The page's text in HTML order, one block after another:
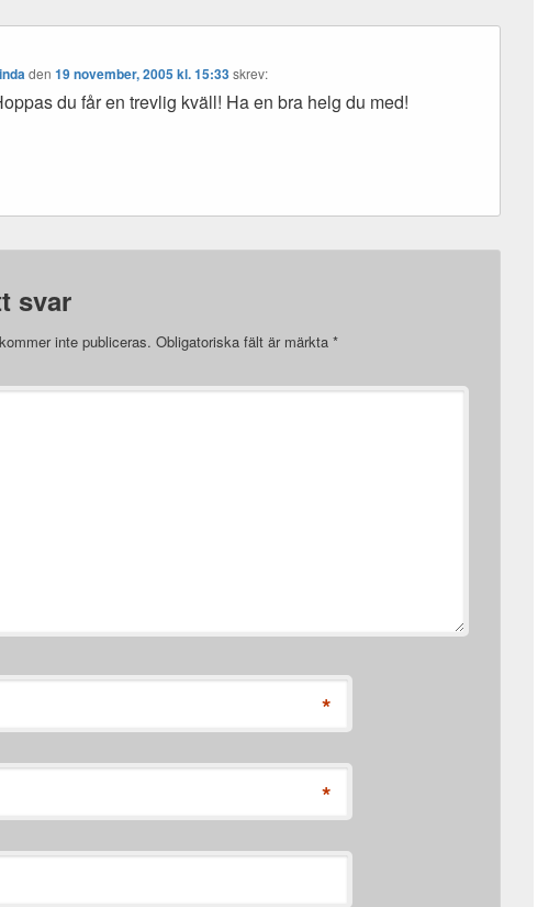
den19 november, 2005 kl. 15:33skrev:
du får en trevlig kväll! Ha en bra helg du med!
svar
inte publiceras. Obligatoriska fält är märkta *
*
*